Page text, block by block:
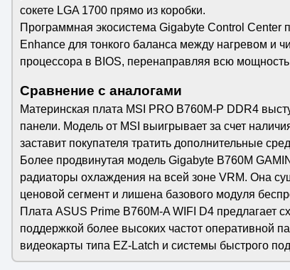
сокете LGA 1700 прямо из коробки.
Программная экосистема Gigabyte Control
Enhance для тонкого баланса между нагревом и
процессора в BIOS, перенаправляя всю
Сравнение с аналогами
Материнская плата MSI PRO B760M-P DDR4
панели. Модель от MSI выигрывает за счет
заставит покупателя тратить дополнительные
Более продвинутая модель Gigabyte B760M
радиаторы охлаждения на всей зоне VRM. Она
ценовой сегмент и лишена базового модуля
Плата ASUS Prime B760M-A WIFI D4 предлагает
поддержкой более высоких частот оперативной
видеокарты типа EZ-Latch и системы быстрого